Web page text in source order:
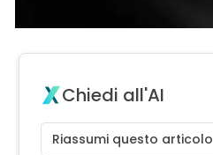
Chiedi all'AI
Riassumi questo articolo